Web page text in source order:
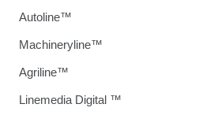
Autoline™
Machineryline™
Agriline™
Linemedia Digital ™